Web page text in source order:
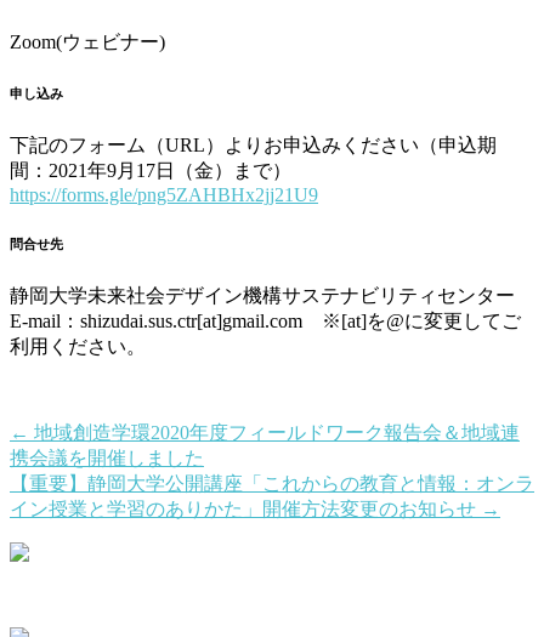
Zoom(ウェビナー)
申し込み
下記のフォーム（URL）よりお申込みください（申込期
間：2021年9月17日（金）まで）
https://forms.gle/png5ZAHBHx2jj21U9
問合せ先
静岡大学未来社会デザイン機構サステナビリティセンター
E-mail：shizudai.sus.ctr[at]gmail.com ※[at]を@に変更してご
利用ください。
← 地域創造学環2020年度フィールドワーク報告会＆地域連
携会議を開催しました
【重要】静岡大学公開講座「これからの教育と情報：オンラ
イン授業と学習のありかた」開催方法変更のお知らせ →